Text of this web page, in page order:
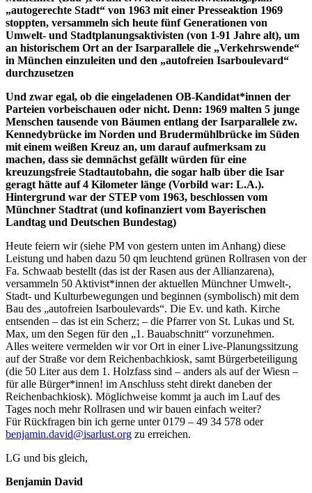
„autogerechte Stadt“ von 1963 mit einer Presseaktion 1969
stoppten, versammeln sich heute fünf Generationen von
Umwelt- und Stadtplanungsaktivisten (von 1-91 Jahre alt), um
an historischem Ort an der Isarparallele die „Verkehrswende“
in München einzuleiten und den „autofreien Isarboulevard“
durchzusetzen
Und zwar egal, ob die eingeladenen OB-Kandidat*innen der
Parteien vorbeischauen oder nicht. Denn: 1969 malten 5 junge
Menschen tausende von Bäumen entlang der Isarparallele zw.
Kennedybrücke im Norden und Brudermühlbrücke im Süden
mit einem weißen Kreuz an, um darauf aufmerksam zu
machen, dass sie demnächst gefällt würden für eine
kreuzungsfreie Stadtautobahn, die sogar halb über die Isar
geragt hätte auf 4 Kilometer länge (Vorbild war: L.A.).
Hintergrund war der STEP vom 1963, beschlossen vom
Münchner Stadtrat (und kofinanziert vom Bayerischen
Landtag und Deutschen Bundestag)
Heute feiern wir (siehe PM von gestern unten im Anhang) diese
Leistung und haben dazu 50 qm leuchtend grünen Rollrasen von der
Fa. Schwaab bestellt (das ist der Rasen aus der Allianzarena),
versammeln 50 Aktivist*innen der aktuellen Münchner Umwelt-,
Stadt- und Kulturbewegungen und beginnen (symbolisch) mit dem
Bau des „autofreien Isarboulevards“. Die Ev. und kath. Kirche
entsenden – das ist ein Scherz; – die Pfarrer von St. Lukas und St.
Max, um den Segen für den „1. Bauabschnitt“ vorzunehmen.
Alles weitere vermelden wir vor Ort in einer Live-Planungssitzung
auf der Straße vor dem Reichenbachkiosk, samt Bürgerbeteiligung
(die 50 Liter aus dem 1. Holzfass sind – anders als auf der Wiesn –
für alle Bürger*innen! im Anschluss steht direkt daneben der
Reichenbachkiosk). Möglichweise kommt ja auch im Lauf des
Tages noch mehr Rollrasen und wir bauen einfach weiter?
Für Rückfragen bin ich gerne unter 0179 – 49 34 578 oder
benjamin.david@isarlust.org zu erreichen.
LG und bis gleich,
Benjamin David